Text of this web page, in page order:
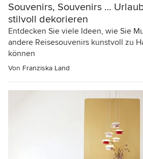
Souvenirs, Souvenirs …
stilvoll dekorieren
Entdecken Sie viele Ideen, wie Sie
andere Reisesouvenirs kunstvoll zu
können
Von Franziska Land